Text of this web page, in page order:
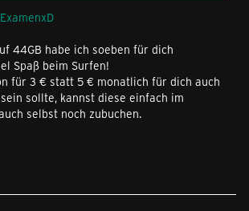
ExamenxD
44GB habe ich soeben für dich
Spaß beim Surfen!
für 3 € statt 5 € monatlich für dich auch
sollte, kannst diese einfach im
selbst noch zubuchen.